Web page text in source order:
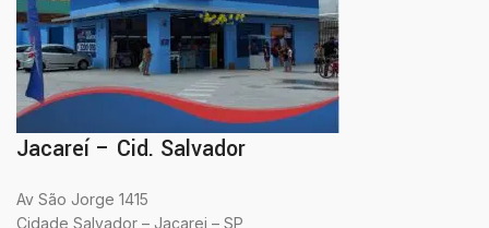
Jacareí – Cid. Salvador
Av São Jorge 1415
Cidade Salvador – Jacarei – SP